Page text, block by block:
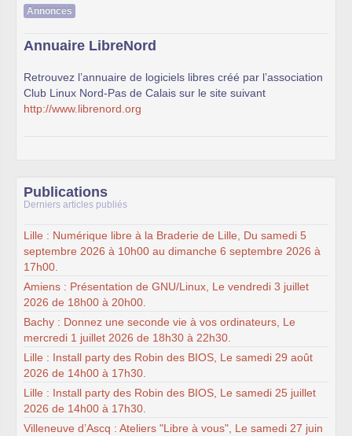
Annonces
Annuaire LibreNord
Retrouvez l’annuaire de logiciels libres créé par l’association
Club Linux Nord-Pas de Calais sur le site suivant
http://www.librenord.org
Publications
Derniers articles publiés
Lille : Numérique libre à la Braderie de Lille, Du samedi 5
septembre 2026 à 10h00 au dimanche 6 septembre 2026 à
17h00.
Amiens : Présentation de GNU/Linux, Le vendredi 3 juillet
2026 de 18h00 à 20h00.
Bachy : Donnez une seconde vie à vos ordinateurs, Le
mercredi 1 juillet 2026 de 18h30 à 22h30.
Lille : Install party des Robin des BIOS, Le samedi 29 août
2026 de 14h00 à 17h30.
Lille : Install party des Robin des BIOS, Le samedi 25 juillet
2026 de 14h00 à 17h30.
Villeneuve d’Ascq : Ateliers "Libre à vous", Le samedi 27 juin